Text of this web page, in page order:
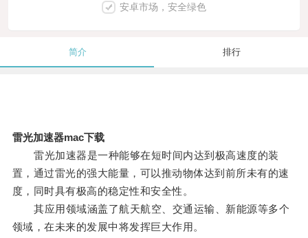
安卓市场，安全绿色
简介 排行
雷光加速器mac下载
雷光加速器是一种能够在短时间内达到极高速度的装
置，通过雷光的强大能量，可以推动物体达到前所未有的速
度，同时具有极高的稳定性和安全性。
其应用领域涵盖了航天航空、交通运输、新能源等多个
领域，在未来的发展中将发挥巨大作用。